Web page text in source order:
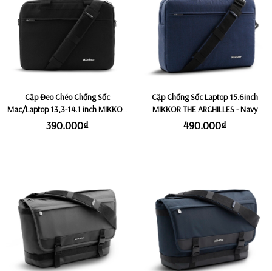
Cặp Đeo Chéo Chống Sốc
Mac/Laptop 13,3-14.1 inch MIKKOR
THE ARCHILLES - Black
390.000₫
Cặp Chống Sốc Laptop 15.6inch
MIKKOR THE ARCHILLES - Navy
490.000₫